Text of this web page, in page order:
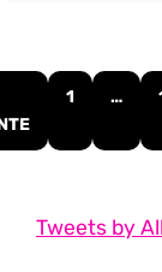
1 …
Tweets by